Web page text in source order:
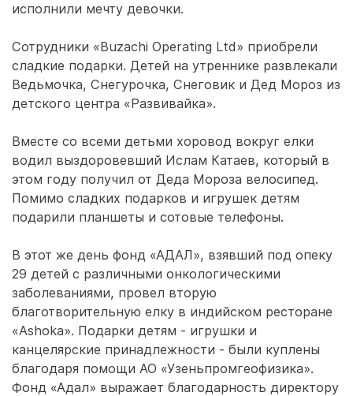
исполнили мечту девочки.
Сотрудники «Buzachi Operating Ltd» приобрели
сладкие подарки. Детей на утреннике развлекали
Ведьмочка, Снегурочка, Снеговик и Дед Мороз из
детского центра «Развивайка».
Вместе со всеми детьми хоровод вокруг елки
водил выздоровевший Ислам Катаев, который в
этом году получил от Деда Мороза велосипед.
Помимо сладких подарков и игрушек детям
подарили планшеты и сотовые телефоны.
В этот же день фонд «АДАЛ», взявший под опеку
29 детей с различными онкологическими
заболеваниями, провел вторую
благотворительную елку в индийском ресторане
«Ashoka». Подарки детям - игрушки и
канцелярские принадлежности - были куплены
благодаря помощи АО «Узеньпромгеофизика».
Фонд «Адал» выражает благодарность директору